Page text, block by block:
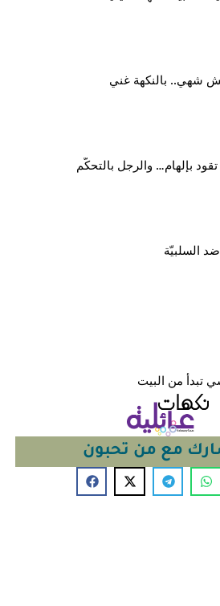
شهي.. بالنكهة غني
تقود بإلهام… والرجل بالتحكّم
السلبيّة
تبدأ من البيت
مع من تحبون